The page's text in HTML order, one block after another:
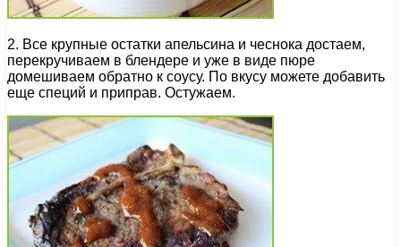
2. Все крупные остатки апельсина и чеснока достаем,
перекручиваем в блендере и уже в виде пюре
домешиваем обратно к соусу. По вкусу можете добавить
еще специй и приправ. Остужаем.